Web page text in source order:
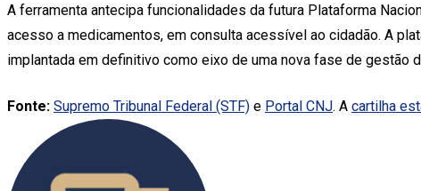
A ferramenta antecipa funcionalidades da futura Plataforma
acesso a medicamentos, em consulta acessível ao cidadão. A
implantada em definitivo como eixo de uma nova fase de gestão
Fonte: Supremo Tribunal Federal (STF) e Portal CNJ. A cartilha